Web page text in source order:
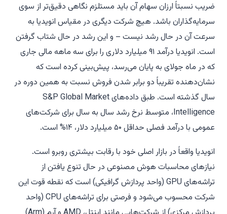
ضریب نسبتاً ارزان سهام آن باید مستلزم نگاهی دقیق‌تر از سوی
سرمایه‌گذاران باشد. هیچ شرکت دیگری در مقیاس انویدیا به
سرعت آن در حال رشد نیست – و این رشد در حال شتاب گرفتن
است. انویدیا درآمد ۹۱ میلیارد دلاری را برای سه ماهه مالی جاری
که در ماه جولای به پایان می‌رسد، پیش‌بینی کرده است که
نشان‌دهنده تقریباً دو برابر شدن فروش نسبت به همین دوره در
سال گذشته است. طبق داده‌های S&P Global Market
Intelligence، متوسط نرخ رشد سال به سال برای شرکت‌های
عمومی با درآمد فصلی حداقل ۵۰ میلیارد دلار، ۱۴% است.
انویدیا واقعاً در بازار اصلی خود با رقابت بیشتری روبرو است.
نیازهای محاسبات هوش مصنوعی در حال تنوع یافتن از
تراشه‌های GPU (واحد پردازش گرافیکی) است که نقطه قوت این
شرکت محسوب می‌شود و فرصتی برای تراشه‌های CPU (واحد